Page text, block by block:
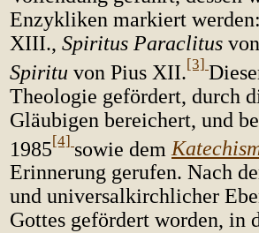
Enzykliken markiert werden:
XIII., Spiritus Paraclitus von
Spiritu von Pius XII.[3]
Theologie gefördert, durch
Gläubigen bereichert, und
1985[4] sowie dem
Erinnerung gerufen. Nach
und universalkirchlicher
Gottes gefördert worden, in